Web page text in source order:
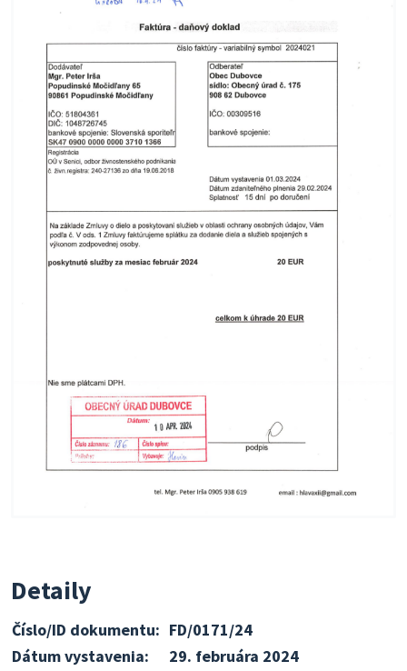
Detaily
Číslo/ID dokumentu: FD/0171/24
Dátum vystavenia:
29. februára 2024